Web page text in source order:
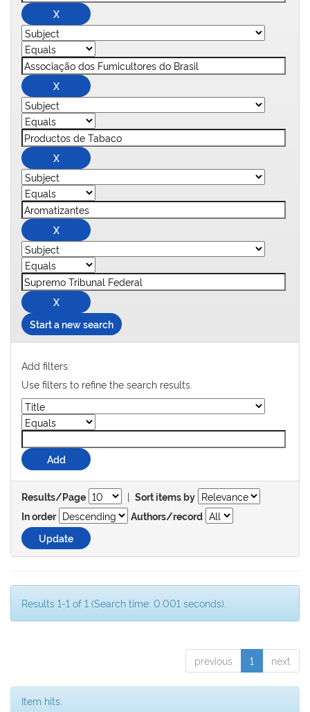
Start a new search
Add filters:
Use filters to refine the search results.
Results/Page | Sort items by
In order
Authors/record
Results 1-1 of 1 (Search time: 0.001 seconds).
previous 1 next
Item hits: